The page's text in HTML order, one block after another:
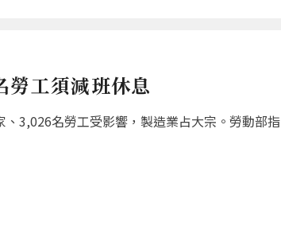
工須減班休息
3,026名勞工受影響，製造業占大宗。勞動部